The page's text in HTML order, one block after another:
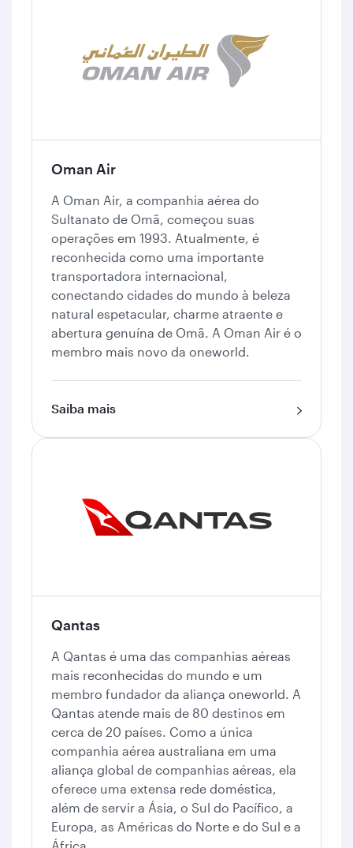
Oman Air
A Oman Air, a companhia aérea do
Sultanato de Omã, começou suas
operações em 1993. Atualmente, é
reconhecida como uma importante
transportadora internacional,
conectando cidades do mundo à beleza
natural espetacular, charme atraente e
abertura genuína de Omã. A Oman Air é o
membro mais novo da oneworld.
Saiba mais
Qantas
A Qantas é uma das companhias aéreas
mais reconhecidas do mundo e um
membro fundador da aliança oneworld. A
Qantas atende mais de 80 destinos em
cerca de 20 países. Como a única
companhia aérea australiana em uma
aliança global de companhias aéreas, ela
oferece uma extensa rede doméstica,
além de servir a Ásia, o Sul do Pacífico, a
Europa, as Américas do Norte e do Sul e a